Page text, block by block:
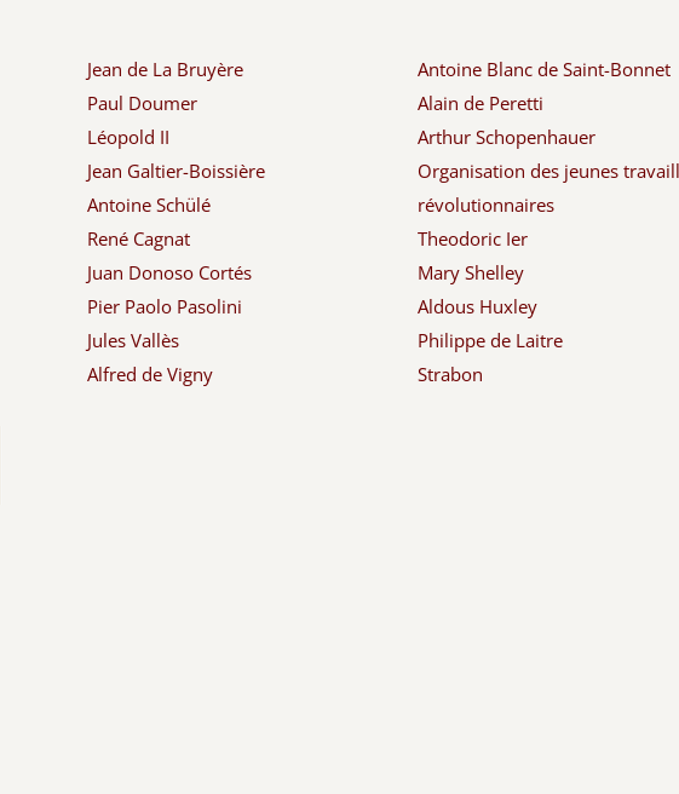
Jean de La Bruyère
Paul Doumer
Léopold II
Jean Galtier-Boissière
Antoine Schülé
René Cagnat
Juan Donoso Cortés
Pier Paolo Pasolini
Jules Vallès
Alfred de Vigny
Antoine Blanc de Saint-Bonnet
Alain de Peretti
Arthur Schopenhauer
Organisation des jeunes
révolutionnaires
Theodoric Ier
Mary Shelley
Aldous Huxley
Philippe de Laitre
Strabon